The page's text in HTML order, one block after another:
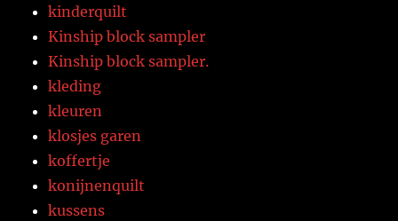
kinderquilt
Kinship block sampler
Kinship block sampler.
kleding
kleuren
klosjes garen
koffertje
konijnenquilt
kussens